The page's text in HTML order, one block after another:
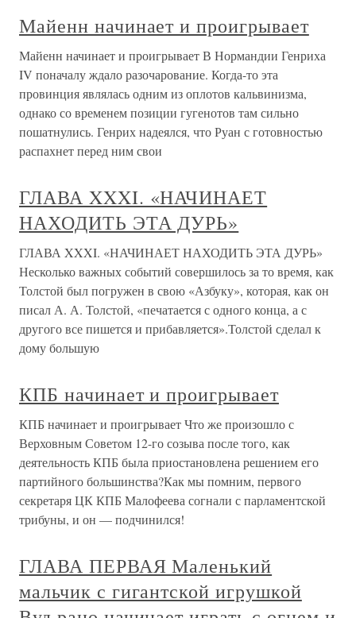
Майенн начинает и проигрывает
Майенн начинает и проигрывает В Нормандии Генриха
IV поначалу ждало разочарование. Когда-то эта
провинция являлась одним из оплотов кальвинизма,
однако со временем позиции гугенотов там сильно
пошатнулись. Генрих надеялся, что Руан с готовностью
распахнет перед ним свои
ГЛАВА XXXI. «НАЧИНАЕТ
НАХОДИТЬ ЭТА ДУРЬ»
ГЛАВА XXXI. «НАЧИНАЕТ НАХОДИТЬ ЭТА ДУРЬ»
Несколько важных событий совершилось за то время, как
Толстой был погружен в свою «Азбуку», которая, как он
писал А. А. Толстой, «печатается с одного конца, а с
другого все пишется и прибавляется».Толстой сделал к
дому большую
КПБ начинает и проигрывает
КПБ начинает и проигрывает Что же произошло с
Верховным Советом 12-го созыва после того, как
деятельность КПБ была приостановлена решением его
партийного большинства?Как мы помним, первого
секретаря ЦК КПБ Малофеева согнали с парламентской
трибуны, и он — подчинился!
ГЛАВА ПЕРВАЯ Маленький
мальчик с гигантской игрушкой